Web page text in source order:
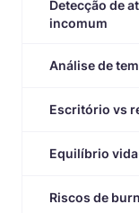
Detecção de
incomum
Análise de
Escritório vs
Equilíbrio
Riscos de